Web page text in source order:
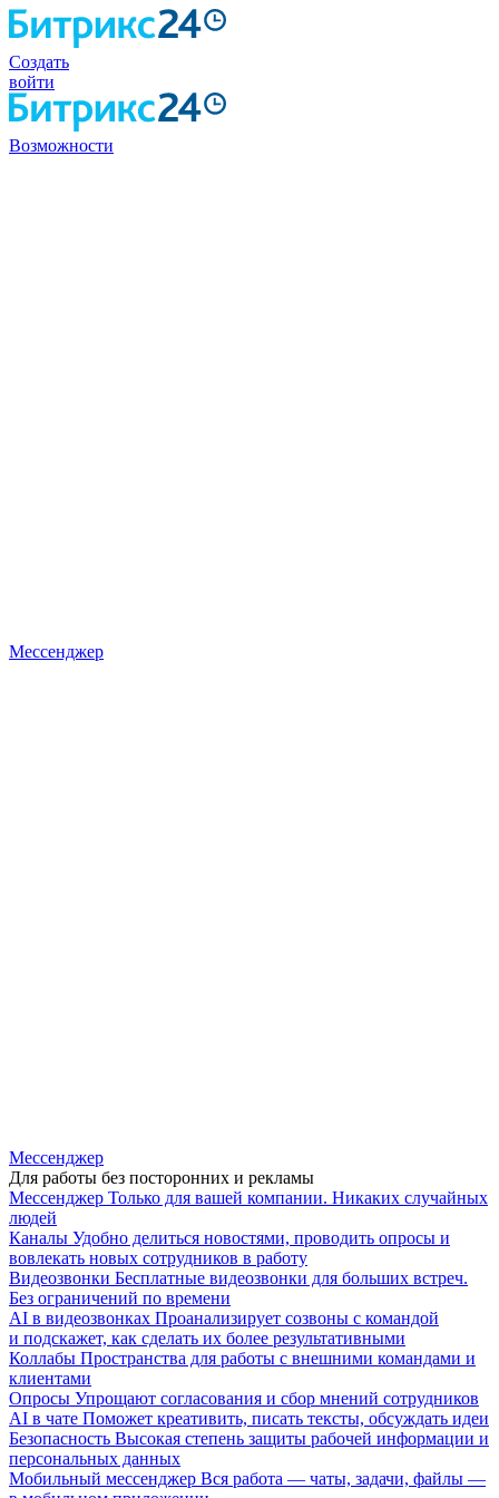
Создать
войти
Возможности
Мессенджер
Мессенджер
Для работы без посторонних и рекламы
Мессенджер Только для вашей компании. Никаких случайных
людей
Каналы Удобно делиться новостями, проводить опросы и
вовлекать новых сотрудников в работу
Видеозвонки Бесплатные видеозвонки для больших встреч.
Без ограничений по времени
AI в видеозвонках Проанализирует созвоны с командой
и подскажет, как сделать их более результативными
Коллабы Пространства для работы с внешними командами и
клиентами
Опросы Упрощают согласования и сбор мнений сотрудников
AI в чате Поможет креативить, писать тексты, обсуждать идеи
Безопасность Высокая степень защиты рабочей информации и
персональных данных
Мобильный мессенджер Вся работа — чаты, задачи, файлы —